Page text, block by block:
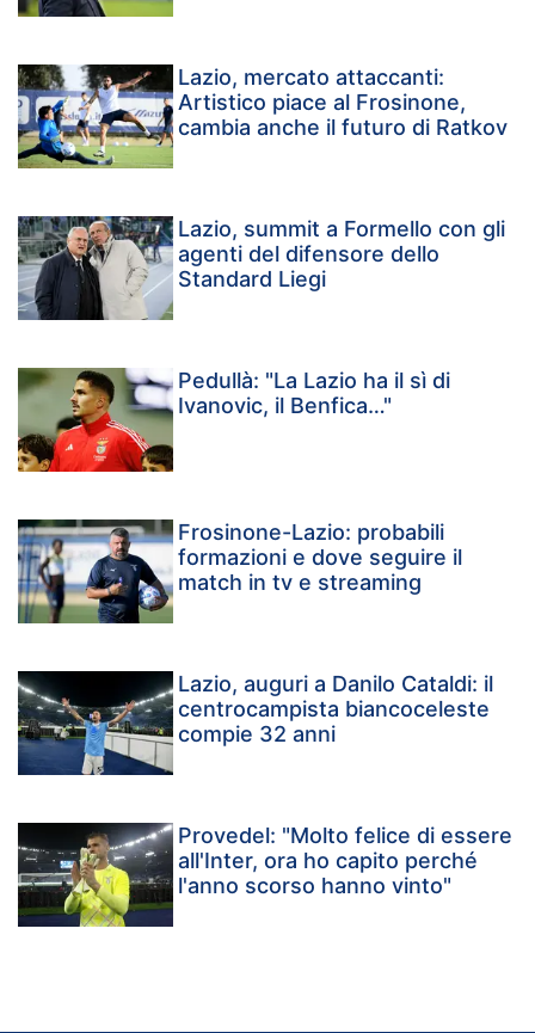
Lazio, mercato attaccanti:
Artistico piace al Frosinone,
cambia anche il futuro di Ratkov
Lazio, summit a Formello con gli
agenti del difensore dello
Standard Liegi
Pedullà: "La Lazio ha il sì di
Ivanovic, il Benfica…"
Frosinone-Lazio: probabili
formazioni e dove seguire il
match in tv e streaming
Lazio, auguri a Danilo Cataldi: il
centrocampista biancoceleste
compie 32 anni
Provedel: "Molto felice di essere
all'Inter, ora ho capito perché
l'anno scorso hanno vinto"